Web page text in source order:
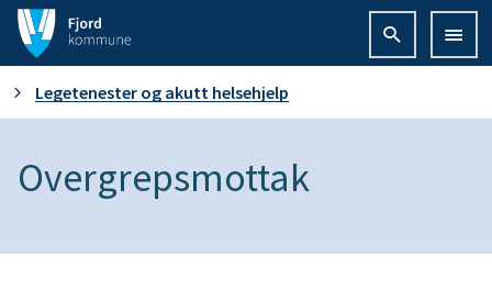
F
j
o
r
D
r
Legetenester og akutt helsehjelp
Overgrepsmottak